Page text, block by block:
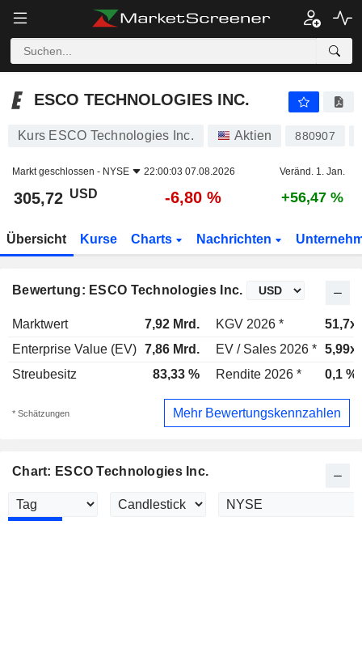
ESCO TECHNOLOGIES INC.
ESCO TECHNOLOGIES INC.
Kurs ESCO Technologies Inc. Aktien 880907
Markt geschlossen - NYSE 22:00:03 07.08.2026 Veränd. 1. Jan.
305,72 USD -6,80 % +56,47 %
Übersicht Kurse Charts Nachrichten
Bewertung: ESCO Technologies Inc.
Marktwert 7,92 Mrd. KGV 2026 *
51,7x
Enterprise Value (EV) 7,86 Mrd. EV / Sales 2026 * 5,99x
Streubesitz
83,33 % Rendite 2026 * 0,1 %
* Schätzungen Mehr Bewertungskennzahlen
Chart: ESCO Technologies Inc.